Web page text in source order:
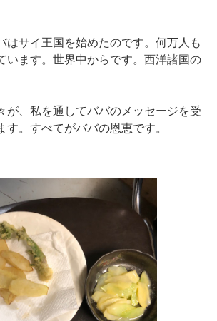
サイ王国を始めたのです。何万人も
います。世界中からです。西洋諸国の
が、私を通してババのメッセージを受
す。すべてがババの恩恵です。